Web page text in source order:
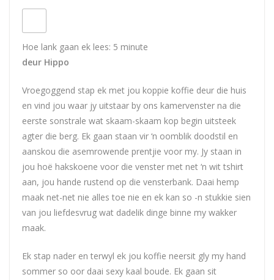
Hoe lank gaan ek lees: 5 minute
deur Hippo
Vroegoggend stap ek met jou koppie koffie deur die huis
en vind jou waar jy uitstaar by ons kamervenster na die
eerste sonstrale wat skaam-skaam kop begin uitsteek
agter die berg. Ek gaan staan vir ‘n oomblik doodstil en
aanskou die asemrowende prentjie voor my. Jy staan in
jou hoë hakskoene voor die venster met net ‘n wit tshirt
aan, jou hande rustend op die vensterbank. Daai hemp
maak net-net nie alles toe nie en ek kan so -n stukkie sien
van jou liefdesvrug wat dadelik dinge binne my wakker
maak.
Ek stap nader en terwyl ek jou koffie neersit gly my hand
sommer so oor daai sexy kaal boude. Ek gaan sit